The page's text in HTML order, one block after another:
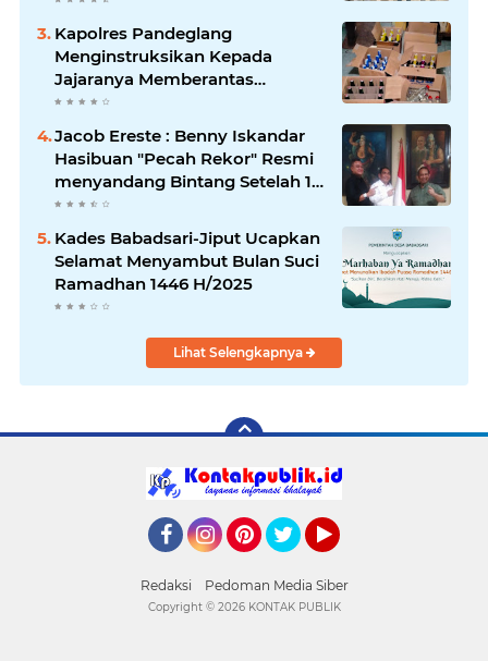
Kapolres Pandeglang
Menginstruksikan Kepada
Jajaranya Memberantas
Peredaran Miras
Jacob Ereste : Benny Iskandar
Hasibuan "Pecah Rekor" Resmi
menyandang Bintang Setelah 14
Tahun Ngejokrok Berpangjat
Kombes
Kades Babadsari-Jiput Ucapkan
Selamat Menyambut Bulan Suci
Ramadhan 1446 H/2025
Lihat Selengkapnya
Redaksi Pedoman Media Siber
Copyright © 2026 KONTAK PUBLIK